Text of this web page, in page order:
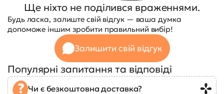
Ще ніхто не поділився враженнями.
Будь ласка, залиште свій відгук — ваша думка
допоможе іншим зробити правильний вибір!
Залишити свій відгук
Популярні запитання та відповіді
Чи є безкоштовна доставка?